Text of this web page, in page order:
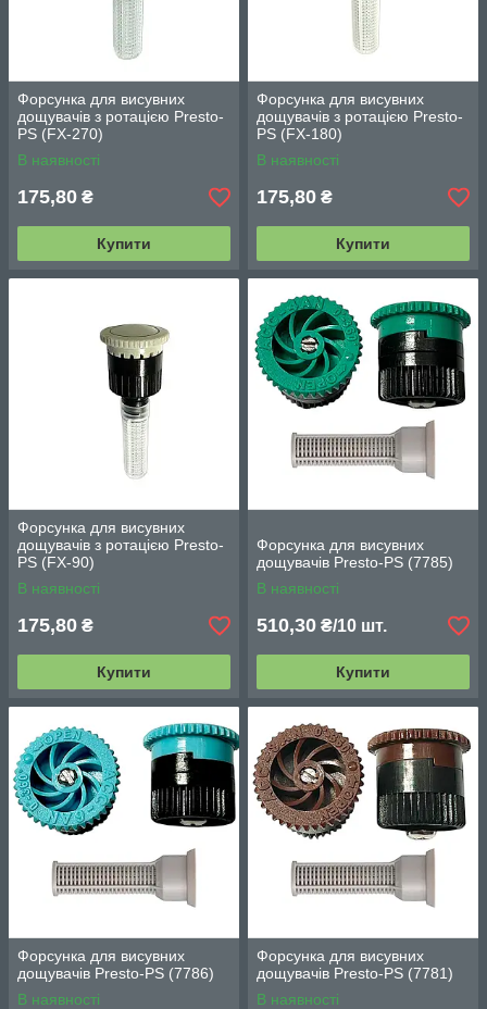
Форсунка для висувних
дощувачів з ротацією Presto-
PS (FX-270)
В наявності
175,80 ₴
Купити
Форсунка для висувних
дощувачів з ротацією Presto-
PS (FX-180)
В наявності
175,80 ₴
Купити
Форсунка для висувних
дощувачів з ротацією Presto-
PS (FX-90)
В наявності
175,80 ₴
Купити
Форсунка для висувних
дощувачів Presto-PS (7785)
В наявності
510,30 ₴/10 шт.
Купити
Форсунка для висувних
дощувачів Presto-PS (7786)
В наявності
Форсунка для висувних
дощувачів Presto-PS (7781)
В наявності